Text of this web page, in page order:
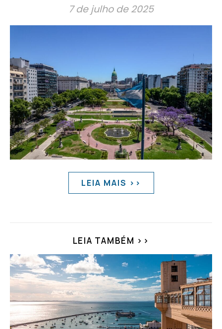
7 de julho de 2025
LEIA MAIS >>
LEIA TAMBÉM >>